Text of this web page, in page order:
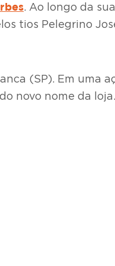
. Ao longo da
tios Pelegrino
(SP). Em uma
novo nome da